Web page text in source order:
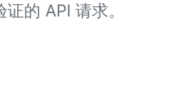
的 API 请求。